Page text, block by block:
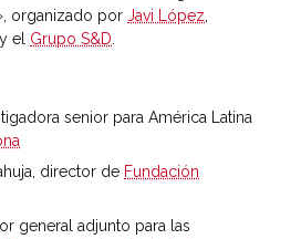
organizado por Javi López,
el Grupo S&D.
senior para América Latina
director de Fundación
general adjunto para las